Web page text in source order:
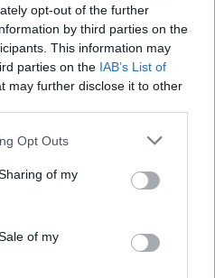
opt-out of the further
by third parties on the
This information may
parties on the IAB’s List of
may further disclose it to other
Opt Outs
of my
of my